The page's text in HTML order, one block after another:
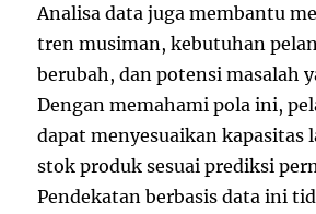
Analisa data juga membantu
tren musiman, kebutuhan
berubah, dan potensi masalah
Dengan memahami pola ini,
dapat menyesuaikan kapasitas
stok produk sesuai prediksi
Pendekatan berbasis data ini